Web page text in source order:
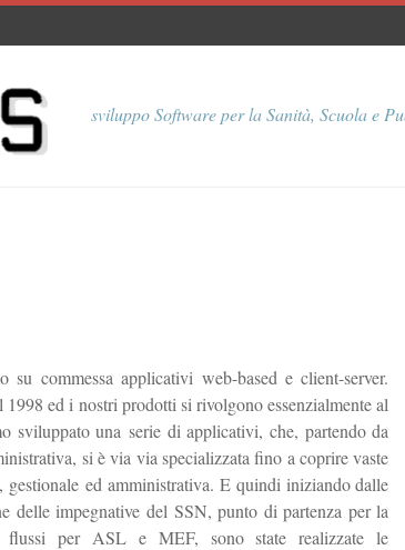
sviluppo Software per la Sanità, Scuola e
commessa applicativi web-based e client-server.
ed i nostri prodotti si rivolgono essenzialmente al
sviluppato una serie di applicativi, che, partendo da
si è via via specializzata fino a coprire vaste
gestionale ed amministrativa. E quindi iniziando dalle
delle impegnative del SSN, punto di partenza per la
flussi per ASL e MEF, sono state realizzate le